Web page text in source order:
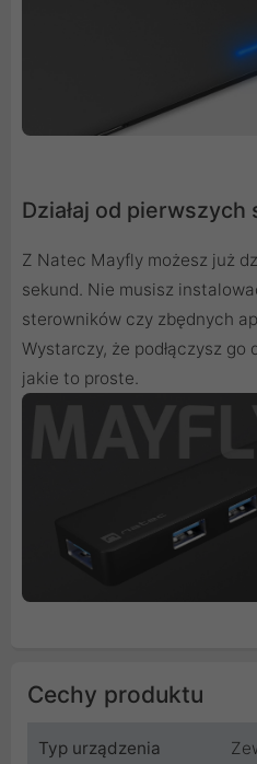
Działaj od pierwszych
Z Natec Mayfly możesz już
sekund. Nie musisz
sterowników czy zbędnych
Wystarczy, że podłączysz go
jakie to proste.
Cechy produktu
Typ urządzenia